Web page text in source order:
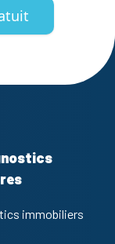
immobiliers